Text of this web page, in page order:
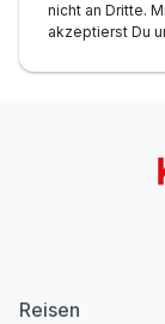
nicht an Dritte.
akzeptierst Du
Reisen